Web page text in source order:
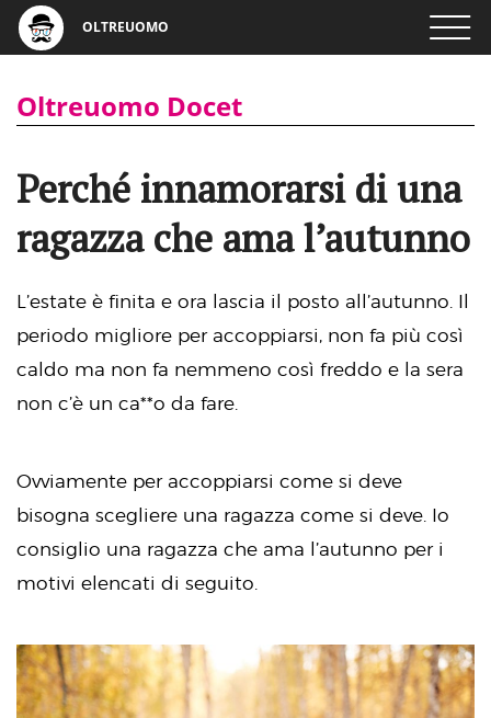
OLTREUOMO
Oltreuomo Docet
Perché innamorarsi di una
ragazza che ama l’autunno
L’estate è finita e ora lascia il posto all’autunno. Il
periodo migliore per accoppiarsi, non fa più così
caldo ma non fa nemmeno così freddo e la sera
non c’è un ca**o da fare.
Ovviamente per accoppiarsi come si deve
bisogna scegliere una ragazza come si deve. Io
consiglio una ragazza che ama l’autunno per i
motivi elencati di seguito.